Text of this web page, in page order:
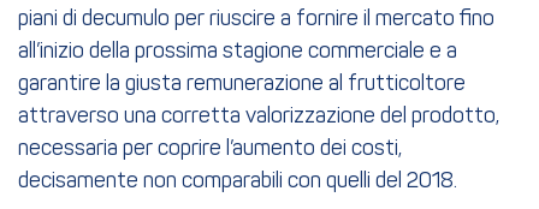
piani di decumulo per riuscire a fornire il mercato fino
all’inizio della prossima stagione commerciale e a
garantire la giusta remunerazione al frutticoltore
attraverso una corretta valorizzazione del prodotto,
necessaria per coprire l’aumento dei costi,
decisamente non comparabili con quelli del 2018.